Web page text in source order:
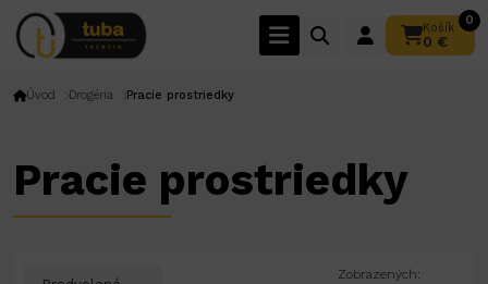
Košík
0
0 €
Úvod Drogéria Pracie prostriedky
Pracie prostriedky
Zobrazených: